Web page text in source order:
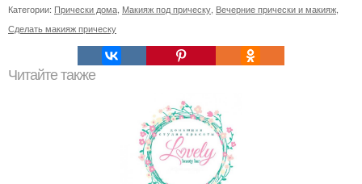
Категории: Прически дома, Макияж под прическу, Вечерние прически и макияж,
Сделать макияж прическу
Читайте также